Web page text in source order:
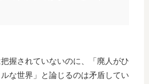
握されていないのに、「廃人がひ
な世界」と論じるのは矛盾してい